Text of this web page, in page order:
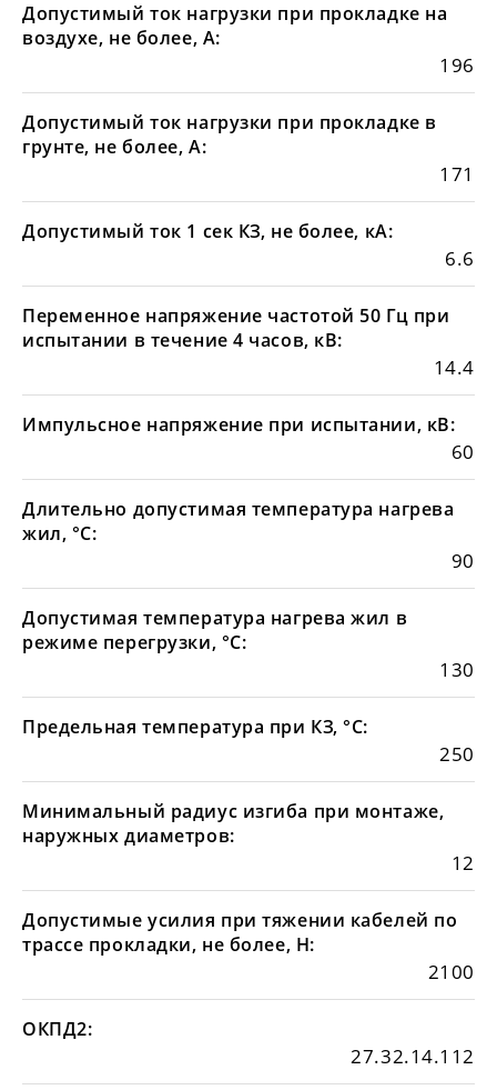
Допустимый ток нагрузки при прокладке на
воздухе, не более, А:
196
Допустимый ток нагрузки при прокладке в
грунте, не более, А:
171
Допустимый ток 1 сек КЗ, не более, кА:
6.6
Переменное напряжение частотой 50 Гц при
испытании в течение 4 часов, кВ:
14.4
Импульсное напряжение при испытании, кВ:
60
Длительно допустимая температура нагрева
жил, °С:
90
Допустимая температура нагрева жил в
режиме перегрузки, °С:
130
Предельная температура при КЗ, °С:
250
Минимальный радиус изгиба при монтаже,
наружных диаметров:
12
Допустимые усилия при тяжении кабелей по
трассе прокладки, не более, Н:
2100
ОКПД2:
27.32.14.112